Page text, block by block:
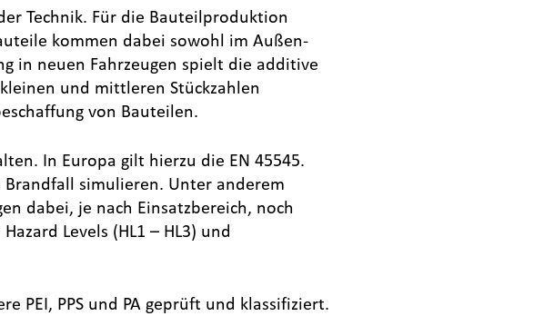
Technik. Für die Bauteilproduktion
kommen dabei sowohl im Außen-
in neuen Fahrzeugen spielt die additive
und mittleren Stückzahlen
von Bauteilen.
In Europa gilt hierzu die EN 45545.
simulieren. Unter anderem
dabei, je nach Einsatzbereich, noch
Levels (HL1 – HL3) und
PEI, PPS und PA geprüft und klassifiziert.